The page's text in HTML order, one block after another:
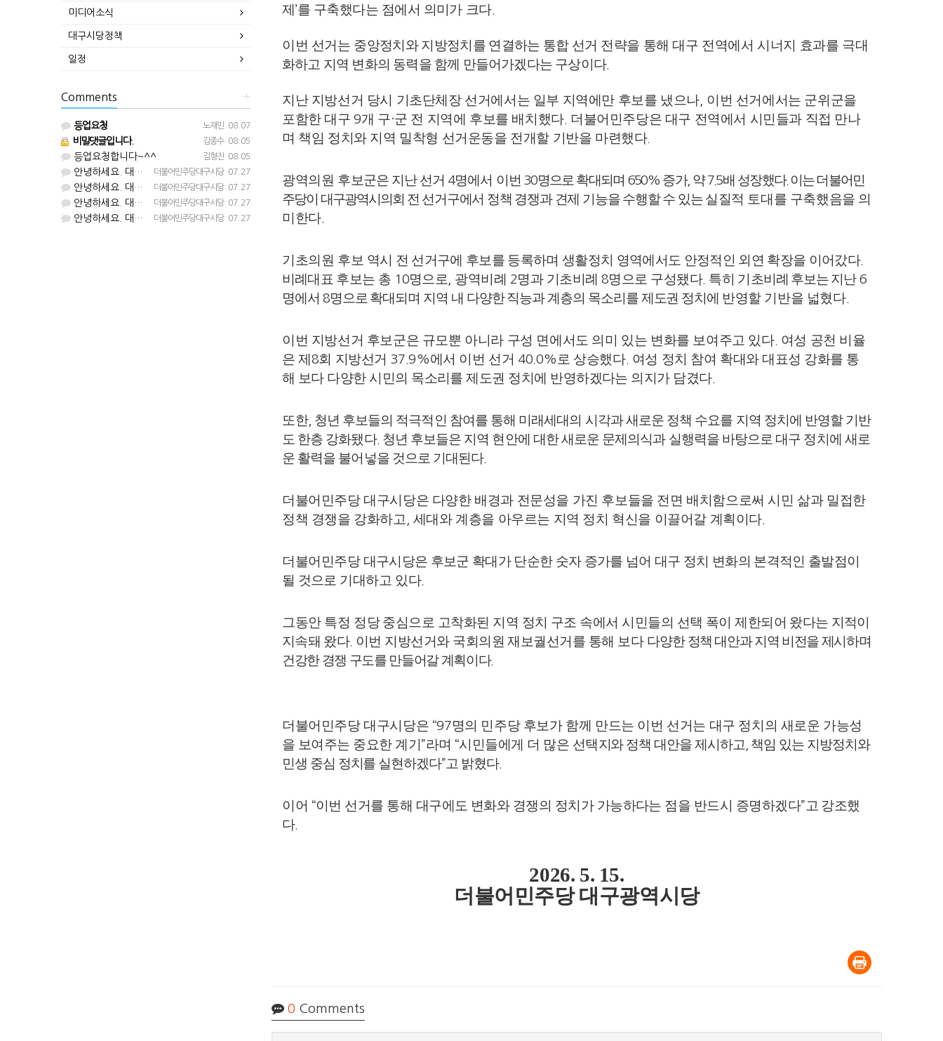
제’를 구축했다는 점에서 의미가 크다.
이번 선거는 중앙정치와 지방정치를 연결하는 통합 선거 전략을 통해 대구 전역에서 시너지 효과를 극대
화하고 지역 변화의 동력을 함께 만들어가겠다는 구상이다.
지난 지방선거 당시 기초단체장 선거에서는 일부 지역에만 후보를 냈으나,
이번 선거에서는 군위군을
포함한 대구9개 구·군 전 지역에 후보를 배치했다. 더불어민주당은 대구 전역에서 시민들과 직접 만나
며 책임 정치와 지역 밀착형 선거운동을 전개할 기반을 마련했다.
광역의원 후보군은 지난 선거 4명에서 이번 30명으로 확대되며 650% 증가, 약7.5배 성장했다. 이는 더불어민
주당이 대구광역시의회 전 선거구에서 정책 경쟁과 견제 기능을 수행할 수 있는실 질적 토대를 구축했음을 의
미한다.
기초의원 후보 역시 전 선거구에 후보를 등록하며 생활정치 영역에서도 안정적인 외연 확장을 이어갔다.
비례대표 후보는 총 10명으로 광역비례 2명과 기초비례 8명으로 구성됐다. 특히 기 초비례 후보는 지난 6
명에서 8명으로 확대되며 지역 내 다양한 직능과 계층의 목소리를 제도권 정치에 반영할 기반을 넓혔다.
이번 지방선거 후보군은 규모뿐 아니라 구성 면에서도 의미 있는 변화를 보여주고 있다. 여성 공천 비율
은 제8회 지방선거 37.9%에서 이번 선거 40.0% 로 상승했다. 여성 정치 참여 확대와 대표성 강화를 통
해 보다 다양한 시민의 목소리를 제도권 정치에 반영하겠다는 의지가 담겼다.
또한, 청년 후보들의 적극적인 참여를 통해 미래세대의 시각과 새로운 정책 수요를 지역 정치에 반영할 기반
도 한층 강화됐다. 청년 후보들은 지역 현안에 대한 새로운 문제의식과 실행력을 바탕으로 대구 정치에 새로
운 활력을 불어넣을 것으로 기대된다.
더불어민주당 대구시당은 다양한 배경과 전문성을 가진 후보들을 전면 배치함으로써 시민 삶과 밀접한
정책 경쟁을 강화하고
세대와 계층을 아우르는 지역 정치 혁신을 이끌어갈 계획이다
더불어민주당 대구시당은 후보군 확대가 단순한 숫자 증가를 넘어 대구 정치 변화의 본격적인 출발점이
될 것으로 기대하고 있다.
그동안 특정 정당 중심으로 고착화된 지역 정치 구조 속에서 시민들의 선택 폭이 제한되어 왔다는 지적이
지속돼 왔다. 이번 지방선거와 국회의원 재보궐선거를 통해 보다 다양한 정책 대안과 지역 비전을 제시하며
건강한 경쟁 구도를 만들어갈 계획이다.
더불어민주당 대구시당은 “97명의 민주당 후보가 함께 만드는 이번 선거는 대구 정치의 새로운 가능성
을 보여주는 중요한 계기”라며 “시민들에게 더 많은 선택지와 정책 대안을 제시하고 책임 있는 지방정치와
민생 중심 정치를 실현하겠다”고 밝혔다.
이어 “이번 선거를 통해 대구에도 변화와 경쟁의 정치가 가능하다는 점을 반드시 증명하겠다” 고 강조했
다.
2026. 5. 15.
더불어민주당 대구광역시당
0 Comments
미디어소식
대구시당정책
일정
+
Comments
노재민 08.07
등업요청
김종수 08.05
비밀댓글입니다.
김형진 08.05
등업요청합니다~^^
더불어민주당대구시당 07.27
안녕하세요. 대구시당입니다. 등업 완료되었습니다^^
더불어민주당대구시당 07.27
안녕하세요. 대구시당입니다. 등업 완료되었습니다^^
더불어민주당대구시당 07.27
안녕하세요. 대구시당입니다. 등업 완료되었습니다^^
더불어민주당대구시당 07.27
안녕하세요. 대구시당입니다. 등업 완료되었습니다^^